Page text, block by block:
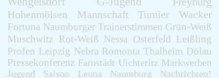
Hohenmölsen
Mannschaft Turnier
Wacker
Fortuna Naumburger Trainerstimmen Grün-Weiß
Muschwitz Rot-Weiß Nessa Osterfeld Leißling
Profen Leipzig Nebra Romonta Thalheim Dölau
Pressekonferenz Farnstädt Uichteritz Markwerben
Jugend
Saison Leuna Naumburg
Nachrichten!